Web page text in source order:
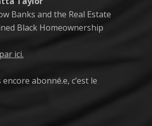
Banks and the Real Estate
Black Homeownership
ici.
encore abonné.e, c’est le